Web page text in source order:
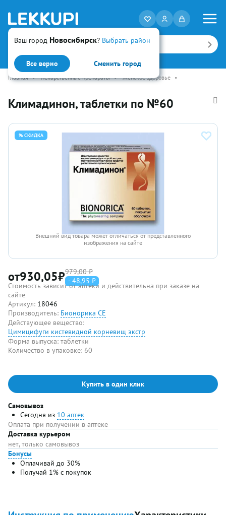
Ваш город Новосибирск? Выбрать район
Все верно Сменить город
Искать
Главная • Лекарственные препараты • Женское здоровье •
Климадинон, таблетки по №60
% СКИДКА
Внешний вид товара может отличаться от представленного
изображения на сайте
от930,05₽979,00 ₽
- 48,95 ₽
Стоимость зависит от аптеки и действительна при заказе на
сайте
Артикул: 18046
Производитель: Бионорика СЕ
Действующее вещество:
Цимицифуги кистевидной корневищ экстр
Форма выпуска: таблетки
Количество в упаковке: 60
Купить в один клик
Самовывоз
Сегодня из 10 аптек
Оплата при получении в аптеке
Доставка курьером
нет, только самовывоз
Бонусы
Оплачивай до 30%
Получай 1% с покупок